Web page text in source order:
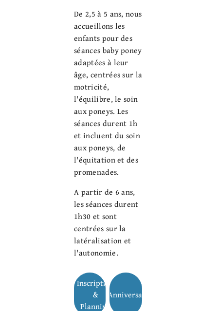
De 2,5 à 5 ans, nous
accueillons les
enfants pour des
séances baby poney
adaptées à leur
âge, centrées sur la
motricité,
l'équilibre, le soin
aux poneys. Les
séances durent 1h
et incluent du soin
aux poneys, de
l'équitation et des
promenades.
A partir de 6 ans,
les séances durent
1h30 et sont
centrées sur la
latéralisation et
l'autonomie.
Inscription
&
Planning
Anniversaires